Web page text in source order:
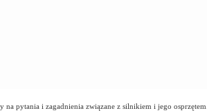
na pytania i zagadnienia związane z silnikiem i jego